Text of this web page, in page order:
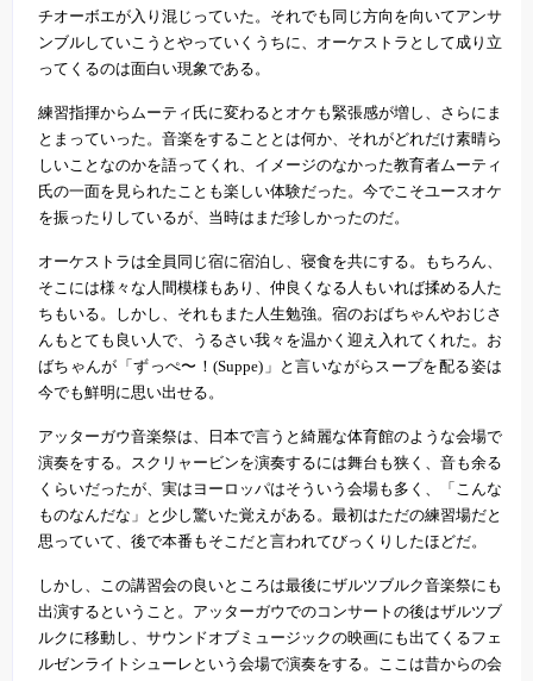
チオーボエが入り混じっていた。それでも同じ方向を向いてアンサ
ンブルしていこうとやっていくうちに、オーケストラとして成り立
ってくるのは面白い現象である。
練習指揮からムーティ氏に変わるとオケも緊張感が増し、さらにま
とまっていった。音楽をすることとは何か、それがどれだけ素晴ら
しいことなのかを語ってくれ、イメージのなかった教育者ムーティ
氏の一面を見られたことも楽しい体験だった。今でこそユースオケ
を振ったりしているが、当時はまだ珍しかったのだ。
オーケストラは全員同じ宿に宿泊し、寝食を共にする。もちろん、
そこには様々な人間模様もあり、仲良くなる人もいれば揉める人た
ちもいる。しかし、それもまた人生勉強。宿のおばちゃんやおじさ
んもとても良い人で、うるさい我々を温かく迎え入れてくれた。お
ばちゃんが「ずっぺ〜！(Suppe)」と言いながらスープを配る姿は
今でも鮮明に思い出せる。
アッターガウ音楽祭は、日本で言うと綺麗な体育館のような会場で
演奏をする。スクリャービンを演奏するには舞台も狭く、音も余る
くらいだったが、実はヨーロッパはそういう会場も多く、「こんな
ものなんだな」と少し驚いた覚えがある。最初はただの練習場だと
思っていて、後で本番もそこだと言われてびっくりしたほどだ。
しかし、この講習会の良いところは最後にザルツブルク音楽祭にも
出演するということ。アッターガウでのコンサートの後はザルツブ
ルクに移動し、サウンドオブミュージックの映画にも出てくるフェ
ルゼンライトシューレという会場で演奏をする。ここは昔からの会